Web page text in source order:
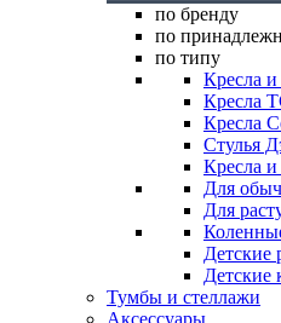
по бренду
по
по типу
Кресла и
Кресла
Кресла
Стулья
Кресла и
Для
Для
Детские
Детские
Тумбы и стеллажи
Аксессуары